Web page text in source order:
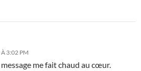
3:02 PM
me fait chaud au cœur.